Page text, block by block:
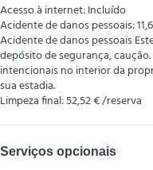
Acesso à internet: Incluído
Acidente de danos pessoais:
Acidente de danos pessoais
depósito de segurança,
intencionais no interior da
sua estadia.
Limpeza final: 52,52 € /reserva
Serviços opcionais